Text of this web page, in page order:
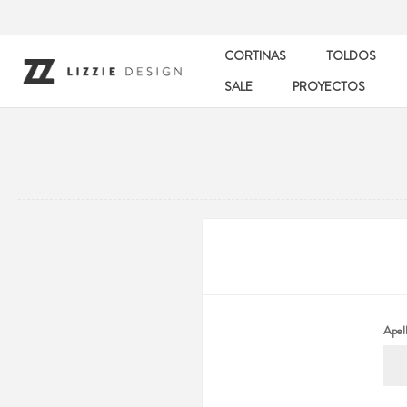
CORTINAS TOLDOS
SALE
PROYECTOS